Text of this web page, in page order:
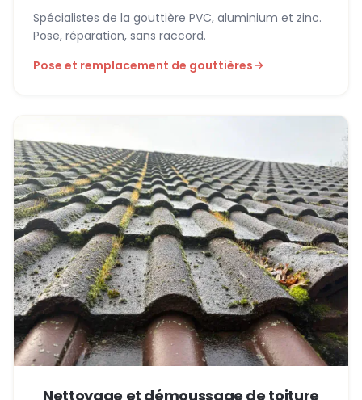
Spécialistes de la gouttière PVC, aluminium et zinc.
Pose, réparation, sans raccord.
Pose et remplacement de gouttières
Nettoyage et démoussage de toiture